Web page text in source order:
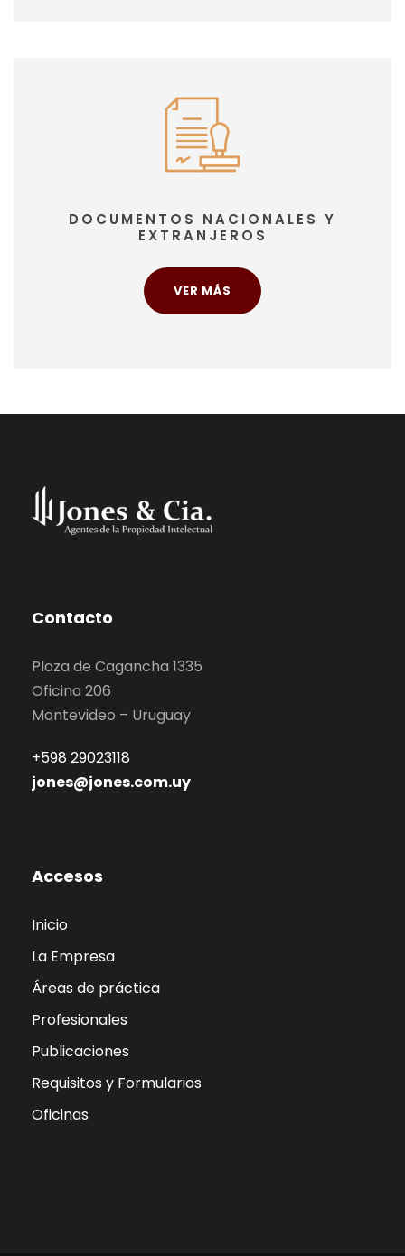
DOCUMENTOS NACIONALES Y
EXTRANJEROS
VER MÁS
Contacto
Plaza de Cagancha 1335
Oficina 206
Montevideo – Uruguay
+598 29023118
jones@jones.com.uy
Accesos
Inicio
La Empresa
Áreas de práctica
Profesionales
Publicaciones
Requisitos y Formularios
Oficinas